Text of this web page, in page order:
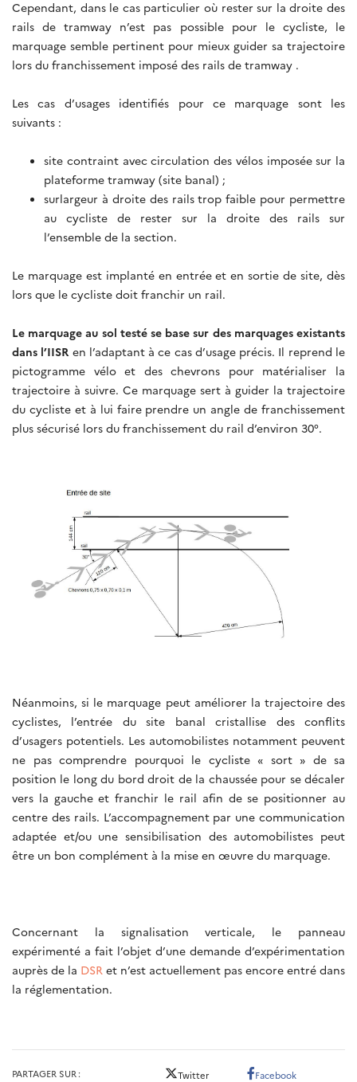
Cependant, dans le cas particulier où rester sur la droite des
rails de tramway n’est pas possible pour le cycliste, le
marquage semble pertinent pour mieux guider sa trajectoire
lors du franchissement imposé des rails de tramway .
Les cas d’usages identifiés pour ce marquage sont les
suivants :
site contraint avec circulation des vélos imposée sur la
plateforme tramway (site banal) ;
surlargeur à droite des rails trop faible pour permettre
au cycliste de rester sur la droite des rails sur
l’ensemble de la section.
Le marquage est implanté en entrée et en sortie de site, dès
lors que le cycliste doit franchir un rail.
Le marquage au sol testé se base sur des marquages existants
dans l’IISR en l’adaptant à ce cas d’usage précis. Il reprend le
pictogramme vélo et des chevrons pour matérialiser la
trajectoire à suivre. Ce marquage sert à guider la trajectoire
du cycliste et à lui faire prendre un angle de franchissement
plus sécurisé lors du franchissement du rail d’environ 30°.
Néanmoins, si le marquage peut améliorer la trajectoire des
cyclistes, l’entrée du site banal cristallise des conflits
d’usagers potentiels. Les automobilistes notamment peuvent
ne pas comprendre pourquoi le cycliste « sort » de sa
position le long du bord droit de la chaussée pour se décaler
vers la gauche et franchir le rail afin de se positionner au
centre des rails. L’accompagnement par une communication
adaptée et/ou une sensibilisation des automobilistes peut
être un bon complément à la mise en œuvre du marquage.
Concernant la signalisation verticale, le panneau
expérimenté a fait l’objet d’une demande d’expérimentation
auprès de la DSR et n’est actuellement pas encore entré dans
la réglementation.
PARTAGER SUR Twitter Facebook